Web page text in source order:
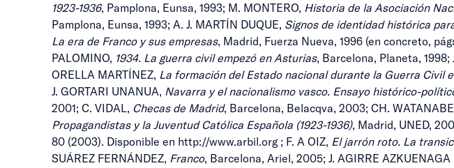
1923-1936, Pamplona, Eunsa, 1993; M. MONTERO, Historia de la Asociación
Pamplona, Eunsa, 1993; A. J. MARTÍN DUQUE, Signos de identidad histórica
La era de Franco y sus empresas, Madrid, Fuerza Nueva, 1996 (en concreto,
PALOMINO, 1934. La guerra civil empezó en Asturias, Barcelona, Planeta, 1998;
ORELLA MARTÍNEZ, La formación del Estado nacional durante la Guerra Civil
J. GORTARI UNANUA, Navarra y el nacionalismo vasco. Ensayo histórico-
2001; C. VIDAL, Checas de Madrid, Barcelona, Belacqva, 2003; CH.
Propagandistas y la Juventud Católica Española (1923-1936), Madrid, UNED,
80 (2003). Disponible en http://www.arbil.org ; F. A OIZ, El jarrón roto. La
SUÁREZ FERNÁNDEZ, Franco, Barcelona, Ariel, 2005; J. AGIRRE AZKUENAGA